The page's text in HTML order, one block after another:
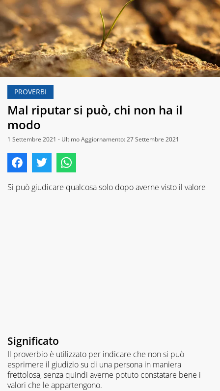
PROVERBI
Mal riputar si può, chi non ha il
modo
1 Settembre 2021 - Ultimo Aggiornamento: 27 Settembre 2021
Si può giudicare qualcosa solo dopo averne visto il valore
Significato
Il proverbio è utilizzato per indicare che non si può
esprimere il giudizio su di una persona in maniera
frettolosa, senza quindi averne potuto constatare bene i
valori che le appartengono.